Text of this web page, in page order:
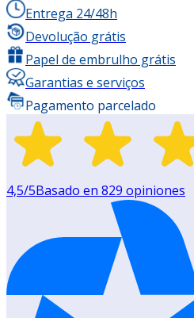
Entrega 24/48h
Devolução grátis
Papel de embrulho grátis
Garantias e serviços
Pagamento parcelado
4,5/5Basado en 829 opiniones